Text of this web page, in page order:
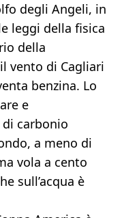
degli Angeli, in
leggi della fisica
della
vento di Cagliari
benzina. Lo
e
carbonio
a meno di
vola a cento
sull’acqua è